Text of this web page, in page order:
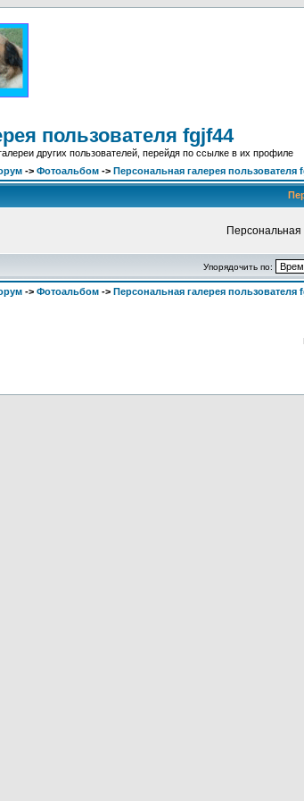
пользователя fgjf44
других пользователей, перейдя по ссылке в их профиле
-> Фотоальбом -> Персональная галерея пользователя
Персональная
Упорядочить по:
-> Фотоальбом -> Персональная галерея пользователя